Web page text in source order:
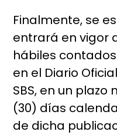
Finalmente, se
entrará en vigor
hábiles
en el Diario
SBS, en un
(30) días
de dicha